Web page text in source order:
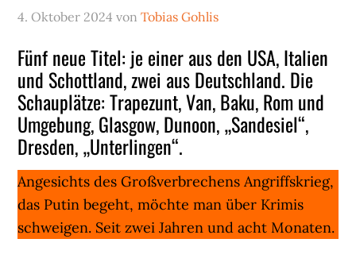
4. Oktober 2024 vonTobias Gohlis
Fünf neue Titel: je einer aus den USA, Italien
und Schottland, zwei aus Deutschland. Die
Schauplätze: Trapezunt, Van, Baku, Rom und
Umgebung, Glasgow, Dunoon, „Sandesiel“,
Dresden, „Unterlingen“.
Angesichts des Großverbrechens Angriffskrieg,
das Putin begeht, möchte man über Krimis
schweigen. Seit zwei Jahren und acht Monaten.